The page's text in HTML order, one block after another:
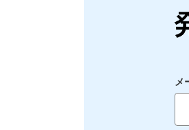
メ